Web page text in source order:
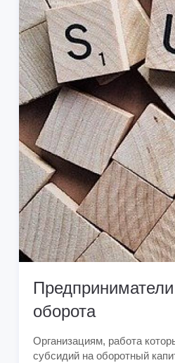
оборота
Организациям, работа
субсидий на оборотный